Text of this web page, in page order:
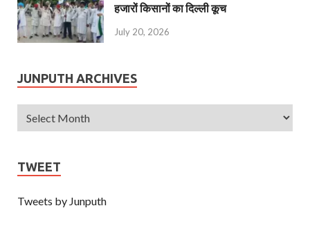
हजारों किसानों का दिल्ली कूच
July 20, 2026
JUNPUTH ARCHIVES
TWEET
Tweets by Junputh